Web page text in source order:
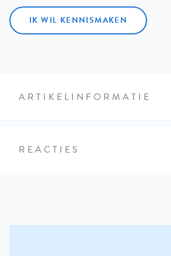
IK WIL KENNISMAKEN
ARTIKELINFORMATIE
REACTIES